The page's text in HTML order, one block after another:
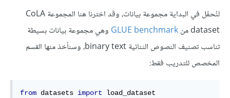
لنُحمِّل في البداية مجموعة بيانات، وقد اخترنا هنا المجموعة CoLA
dataset من
GLUE benchmark وهي مجموعة بيانات بسيطة
تناسب تصنيف النصوص الثنائية binary text، وسنأخذ منها القسم
المخصص للتدريب فقط:
from datasets import load_dataset